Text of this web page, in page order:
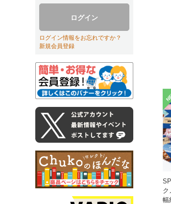
ログイン
ログイン情報をお忘れですか？
新規会員登録
ク
幅